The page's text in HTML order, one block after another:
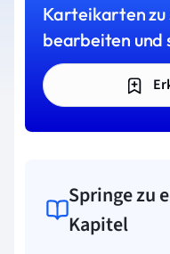
Karteikarten zu
bearbeiten und
Springe zu
Kapitel